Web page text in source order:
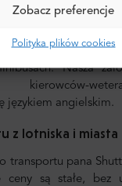
Zobacz preferencje
Polityka plików cookies
Trip-
klimatyzowanych
Nasza
kierowców-
językiem angielskim.
z lotniska i miasta
transportu pana
ceny są stałe, bez